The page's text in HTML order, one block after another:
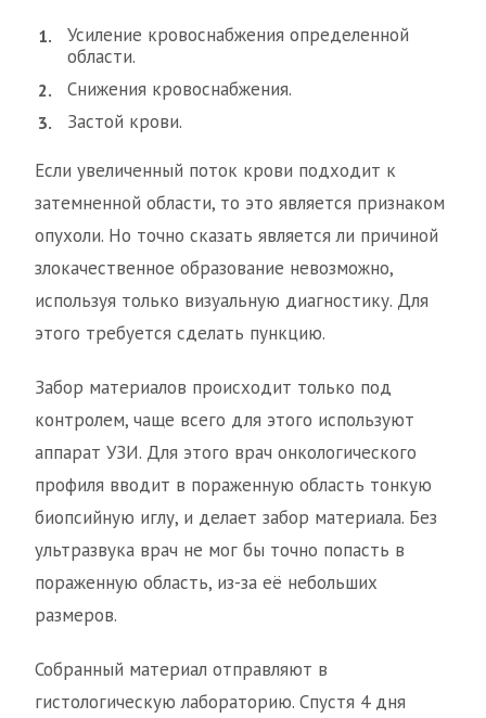
Усиление кровоснабжения определенной
области.
Снижения кровоснабжения.
Застой крови.
Если увеличенный поток крови подходит к
затемненной области, то это является признаком
опухоли. Но точно сказать является ли причиной
злокачественное образование невозможно,
используя только визуальную диагностику. Для
этого требуется сделать пункцию.
Забор материалов происходит только под
контролем, чаще всего для этого используют
аппарат УЗИ. Для этого врач онкологического
профиля вводит в пораженную область тонкую
биопсийную иглу, и делает забор материала. Без
ультразвука врач не мог бы точно попасть в
пораженную область, из-за её небольших
размеров.
Собранный материал отправляют в
гистологическую лабораторию. Спустя 4 дня